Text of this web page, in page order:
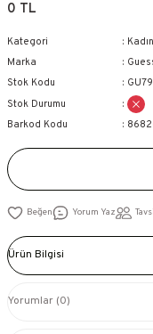
0 TL
Kategori
Marka
Stok Kodu
Stok Durumu
Barkod Kodu
Yorum Yaz
Ürün Bilgisi
Yorumlar (0)